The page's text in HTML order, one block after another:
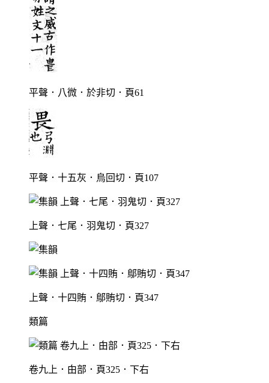
平聲．八微．於非切．頁61
平聲．十五灰．烏回切．頁107
上聲．七尾．羽鬼切．頁327
上聲．十四賄．鄔賄切．頁347
類篇
卷九上．甶部．頁325．下右